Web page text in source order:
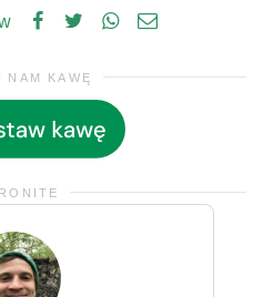
NAM KAWĘ